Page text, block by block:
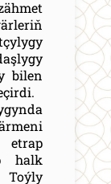
bilen
etrap
halk